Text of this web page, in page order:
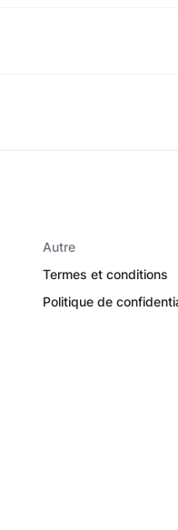
Autre
Termes et conditions
Politique de